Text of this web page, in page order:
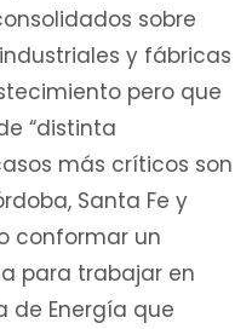
sobre
y fábricas
pero que
“distinta
más críticos son
Santa Fe y
conformar un
para trabajar en
de Energía que